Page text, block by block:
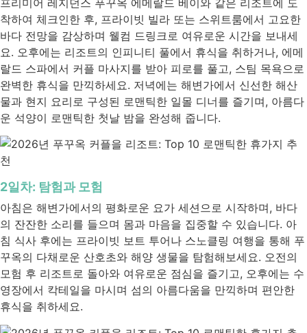
착하여 체크인한 후, 프라이빗 빌라 또는 스위트룸에서 고요한
바다 전망을 감상하며 웰컴 드링크로 여유로운 시간을 보내세
요. 오후에는 리조트의 인피니티 풀에서 휴식을 취하거나, 에메
랄드 스파에서 커플 마사지를 받아 피로를 풀고, 스팀 목욕으로
완벽한 휴식을 만끽하세요. 저녁에는 해변가에서 신선한 해산
물과 현지 요리로 구성된 로맨틱한 일몰 디너를 즐기며, 아름다
운 석양이 로맨틱한 첫날 밤을 완성해 줍니다.
2일차: 탐험과 모험
아침은 해변가에서의 평화로운 요가 세션으로 시작하며, 바다
의 잔잔한 소리를 들으며 몸과 마음을 집중할 수 있습니다. 아
침 식사 후에는 프라이빗 보트 투어나 스노클링 여행을 통해 푸
꾸옥의 다채로운 산호초와 해양 생물을 탐험해보세요. 오전의
모험 후 리조트로 돌아와 여유로운 점심을 즐기고, 오후에는 수
영장에서 칵테일을 마시며 섬의 아름다움을 만끽하며 편안한
휴식을 취하세요.